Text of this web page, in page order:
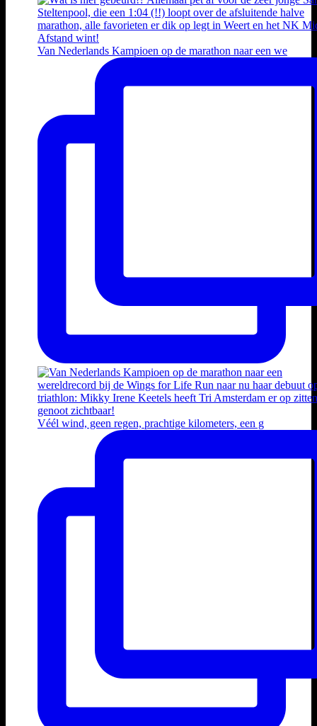
Van Nederlands Kampioen op de marathon naar een we
Véél wind, geen regen, prachtige kilometers, een g